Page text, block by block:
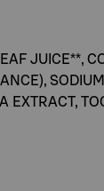
JUICE**,
EXTRACT,